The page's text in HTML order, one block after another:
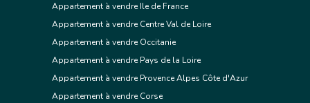
Appartement à vendre Ile de France
Appartement à vendre Centre Val de Loire
Appartement à vendre Occitanie
Appartement à vendre Pays de la Loire
Appartement à vendre Provence Alpes Côte d'Azur
Appartement à vendre Corse